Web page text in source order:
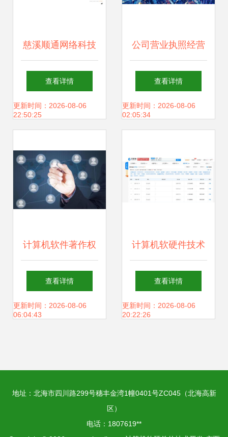
慈溪顺通网络科技
首商网 深耕计算机
软硬件技术研发，
查看详情
更新时间：2026-08-06
22:50:25
公司营业执照经营
范围的构成要素 计
算机软硬件技术开
查看详情
更新时间：2026-08-06
02:05:34
计算机软件著作权
登记流程详解与技
术开发指南
查看详情
更新时间：2026-08-06
06:04:43
计算机软硬件技术
开发现状与趋势
查看详情
更新时间：2026-08-06
20:22:26
地址：北海市四川路299号穗丰金湾1幢0401号ZC045（北海高新
区）
电话：1807619**